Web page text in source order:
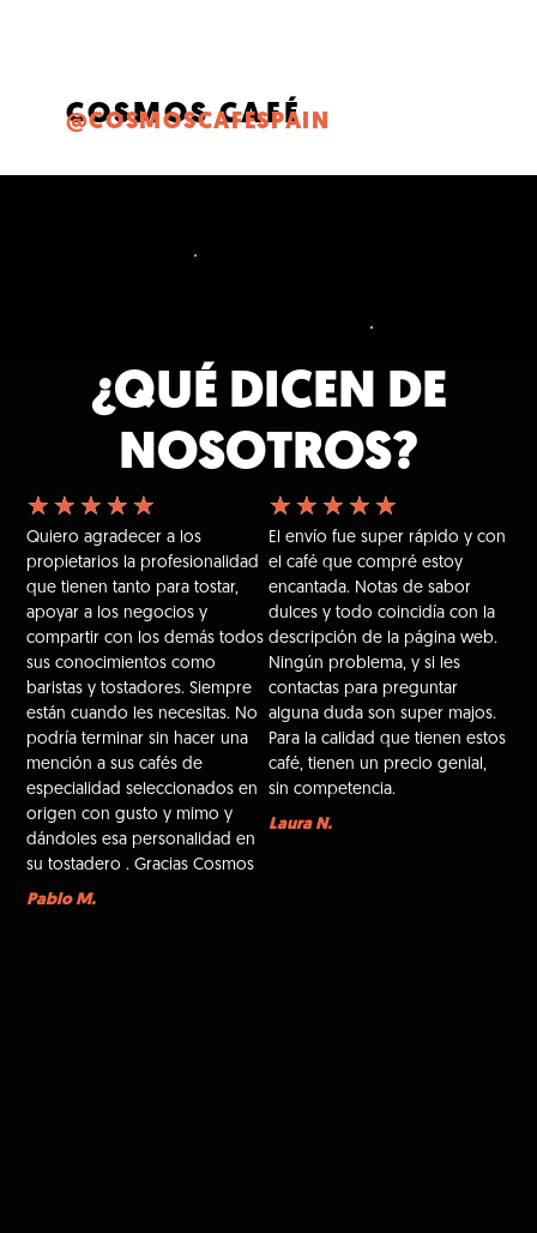
COSMOS CAFÉ
@COSMOSCAFESPAIN
¿QUÉ DICEN DE
NOSOTROS?
★ ★ ★ ★ ★
Quiero agradecer a los
propietarios la profesionalidad
que tienen tanto para tostar,
apoyar a los negocios y
compartir con los demás todos
sus conocimientos como
baristas y tostadores. Siempre
están cuando les necesitas. No
podría terminar sin hacer una
mención a sus cafés de
especialidad seleccionados en
origen con gusto y mimo y
dándoles esa personalidad en
su tostadero . Gracias Cosmos
Pablo M.
★ ★ ★ ★ ★
El envío fue super rápido y con
el café que compré estoy
encantada. Notas de sabor
dulces y todo coincidía con la
descripción de la página web.
Ningún problema, y si les
contactas para preguntar
alguna duda son super majos.
Para la calidad que tienen estos
café, tienen un precio genial,
sin competencia.
Laura N.